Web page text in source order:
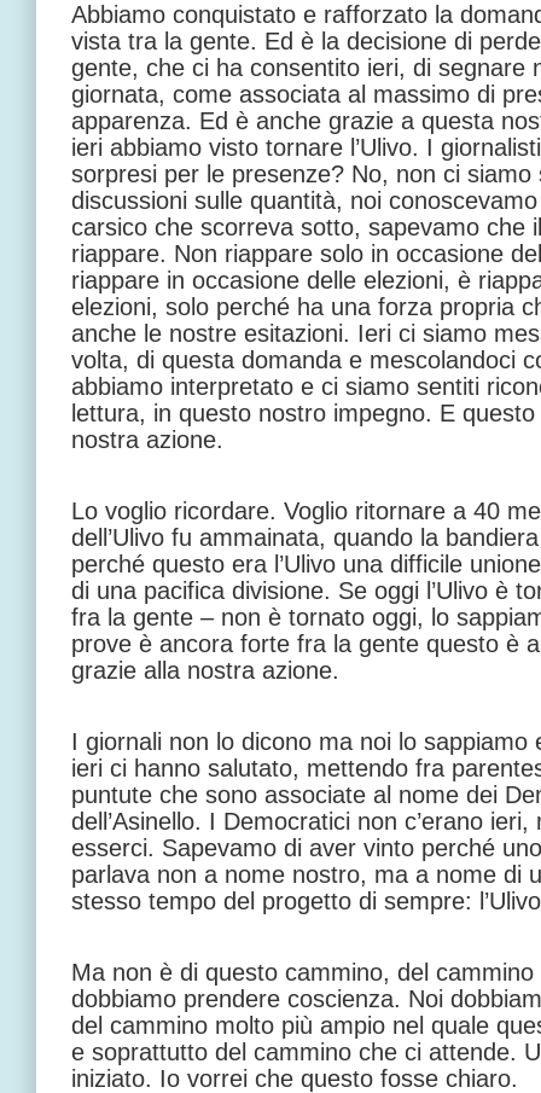
Abbiamo conquistato e rafforzato la
vista tra la gente. Ed è la decisione di
gente, che ci ha consentito ieri, di segnare
giornata, come associata al massimo di
apparenza. Ed è anche grazie a questa
ieri abbiamo visto tornare l’Ulivo. I
sorpresi per le presenze? No, non ci
discussioni sulle quantità, noi
carsico che scorreva sotto, sapevamo che
riappare. Non riappare solo in occasione
riappare in occasione delle elezioni, è
elezioni, solo perché ha una forza propria
anche le nostre esitazioni. Ieri ci siamo
volta, di questa domanda e mescolandoci
abbiamo interpretato e ci siamo sentiti
lettura, in questo nostro impegno. E
nostra azione.
Lo voglio ricordare. Voglio ritornare a 40
dell’Ulivo fu ammainata, quando la
perché questo era l’Ulivo una difficile
di una pacifica divisione. Se oggi l’Ulivo è
fra la gente – non è tornato oggi, lo
prove è ancora forte fra la gente questo è
grazie alla nostra azione.
I giornali non lo dicono ma noi lo sappiamo
ieri ci hanno salutato, mettendo fra
puntute che sono associate al nome dei
dell’Asinello. I Democratici non c’erano
esserci. Sapevamo di aver vinto perché
parlava non a nome nostro, ma a nome di
stesso tempo del progetto di sempre:
Ma non è di questo cammino, del
dobbiamo prendere coscienza. Noi
del cammino molto più ampio nel quale
e soprattutto del cammino che ci attende.
iniziato. Io vorrei che questo fosse chiaro.